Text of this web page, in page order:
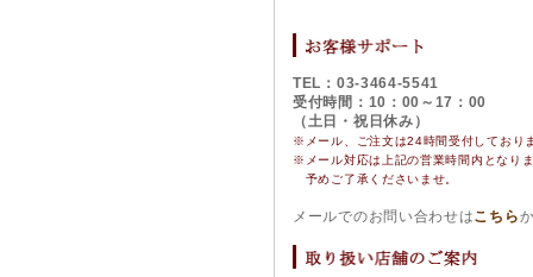
TEL：03-3464-5541
受付時間：10：00～17：00
（土日・祝日休み）
※メール、ご注文は24時間受付しており
※ メール対応は上記の営業時間内となり
予めご了承くださいませ。
メールでのお問い合わせはこちら